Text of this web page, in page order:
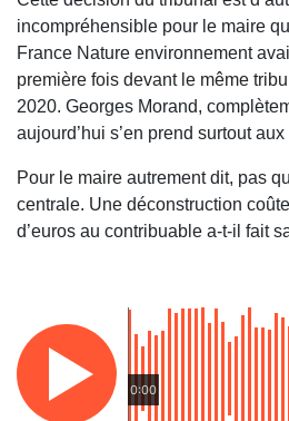
incompréhensible pour le maire
France Nature environnement
première fois devant le même
2020. Georges Morand,
aujourd’hui s’en prend surtout
Pour le maire autrement dit, pas
centrale. Une déconstruction
d’euros au contribuable a-t-il fait
0:00